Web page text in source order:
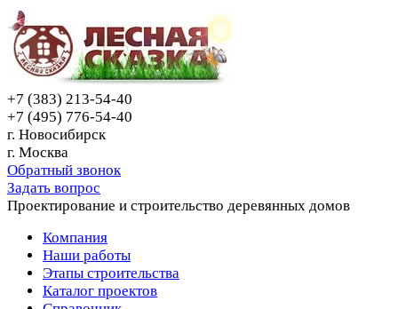
+7 (383) 213-54-40
+7 (495) 776-54-40
г. Новосибирск
г. Москва
Обратный звонок
Задать вопрос
Проектирование и строительство деревянных домов
Компания
Наши работы
Этапы строительства
Каталог проектов